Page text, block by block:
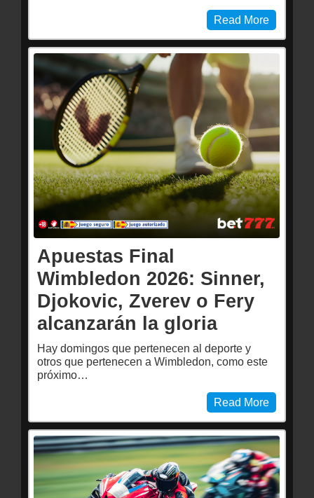
Read More
Apuestas Final
Wimbledon 2026: Sinner,
Djokovic, Zverev o Fery
alcanzarán la gloria
Hay domingos que pertenecen al deporte y
otros que pertenecen a Wimbledon, como este
próximo…
Read More